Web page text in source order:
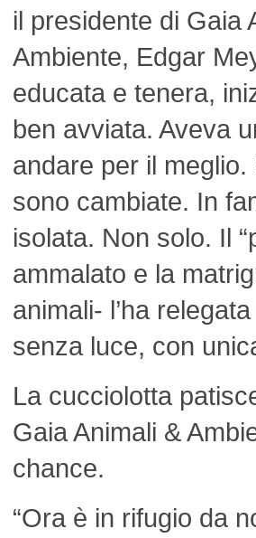
il presidente di Gaia
Ambiente, Edgar
educata e tenera,
ben avviata. Aveva
andare per il
sono cambiate. In
isolata. Non solo. Il
ammalato e la
animali- l’ha
senza luce, con
La cucciolotta
Gaia Animali &
chance.
“Ora è in rifugio da